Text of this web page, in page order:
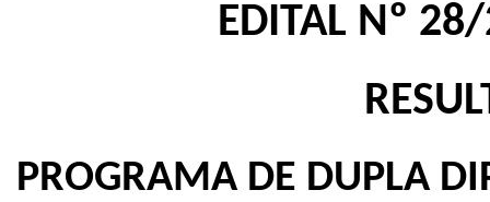
EDITAL Nº
PROGRAMA DE DUPLA